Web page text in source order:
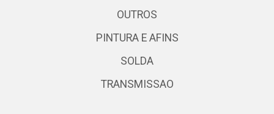
OUTROS
PINTURA E AFINS
SOLDA
TRANSMISSAO